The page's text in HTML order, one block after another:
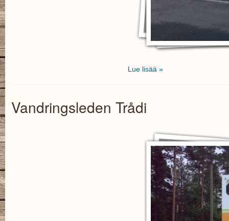
Lue lisää »
Vandringsleden Trådi